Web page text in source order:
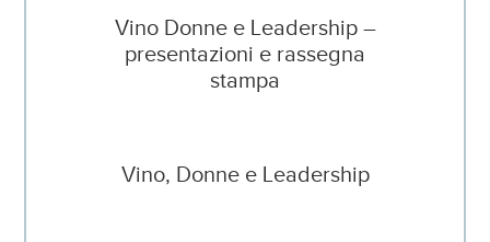
Vino Donne e Leadership –
presentazioni e rassegna
stampa
Vino, Donne e Leadership